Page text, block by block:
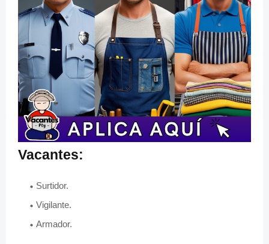
Vacantes:
Surtidor.
Vigilante.
Armador.